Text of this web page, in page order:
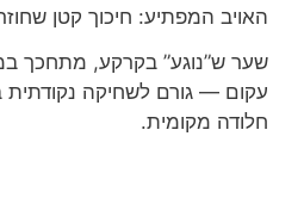
האויב המפתיע: חיכוך קטן
שער ש”נוגע” בקרקע, מתחכך
עקום — גורם לשחיקה
חלודה מקומית.